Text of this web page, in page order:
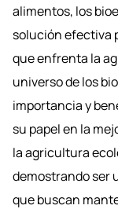
alimentos, los
solución efectiva
que enfrenta la
universo de los
importancia y
su papel en la
la agricultura
demostrando ser
que buscan